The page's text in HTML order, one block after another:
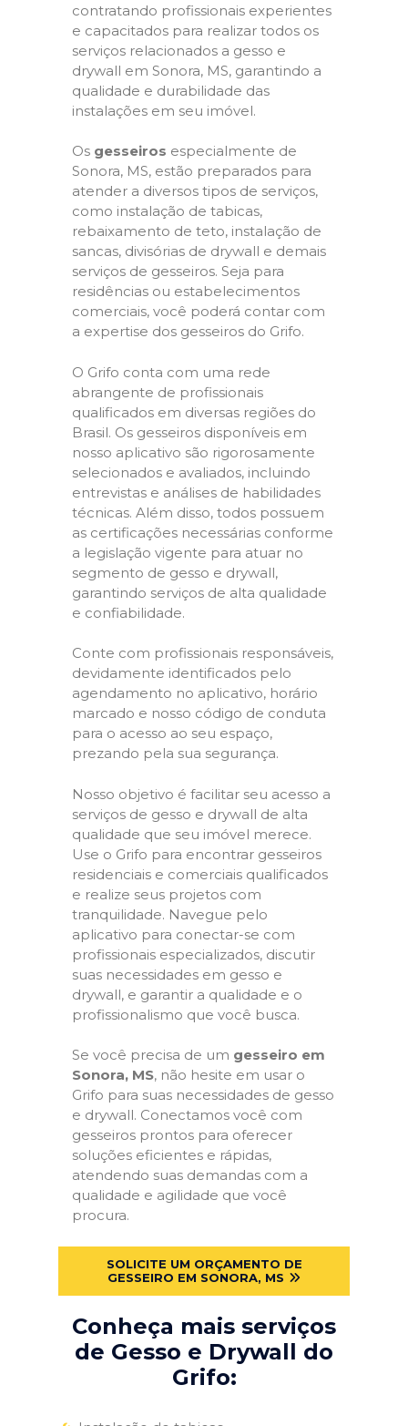
contratando profissionais experientes
e capacitados para realizar todos os
serviços relacionados a gesso e
drywall em Sonora, MS, garantindo a
qualidade e durabilidade das
instalações em seu imóvel.
Os gesseiros especialmente de
Sonora, MS, estão preparados para
atender a diversos tipos de serviços,
como instalação de tabicas,
rebaixamento de teto, instalação de
sancas, divisórias de drywall e demais
serviços de gesseiros. Seja para
residências ou estabelecimentos
comerciais, você poderá contar com
a expertise dos gesseiros do Grifo.
O Grifo conta com uma rede
abrangente de profissionais
qualificados em diversas regiões do
Brasil. Os gesseiros disponíveis em
nosso aplicativo são rigorosamente
selecionados e avaliados, incluindo
entrevistas e análises de habilidades
técnicas. Além disso, todos possuem
as certificações necessárias conforme
a legislação vigente para atuar no
segmento de gesso e drywall,
garantindo serviços de alta qualidade
e confiabilidade.
Conte com profissionais responsáveis,
devidamente identificados pelo
agendamento no aplicativo, horário
marcado e nosso código de conduta
para o acesso ao seu espaço,
prezando pela sua segurança.
Nosso objetivo é facilitar seu acesso a
serviços de gesso e drywall de alta
qualidade que seu imóvel merece.
Use o Grifo para encontrar gesseiros
residenciais e comerciais qualificados
e realize seus projetos com
tranquilidade. Navegue pelo
aplicativo para conectar-se com
profissionais especializados, discutir
suas necessidades em gesso e
drywall, e garantir a qualidade e o
profissionalismo que você busca.
Se você precisa de um gesseiro em
Sonora, MS, não hesite em usar o
Grifo para suas necessidades de gesso
e drywall. Conectamos você com
gesseiros prontos para oferecer
soluções eficientes e rápidas,
atendendo suas demandas com a
qualidade e agilidade que você
procura.
SOLICITE UM ORÇAMENTO DE
GESSEIRO EM SONORA, MS
Conheça mais serviços
de Gesso e Drywall do
Grifo: